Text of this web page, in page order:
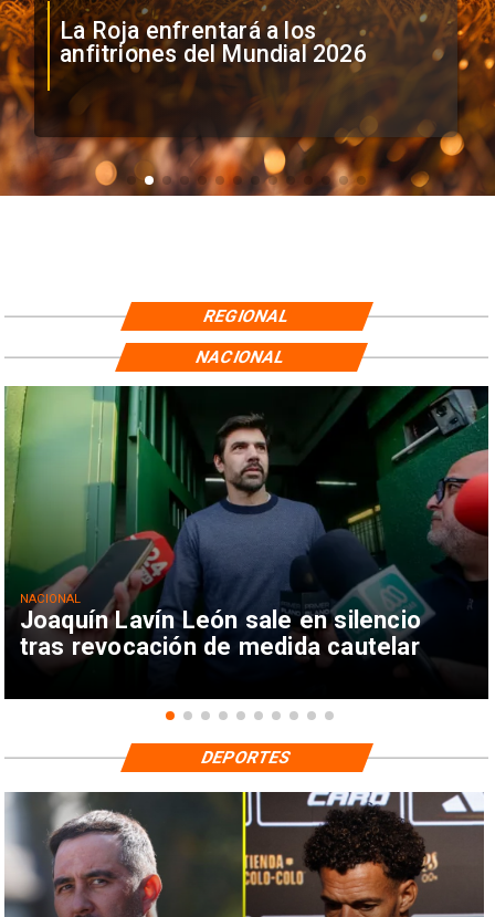
La Roja enfrentará a los
anfitriones del Mundial 2026
REGIONAL
Joaquín Lavín León sale en silencio
tras revocación de medida cautelar
NACIONAL
NACIONAL
DEPORTES